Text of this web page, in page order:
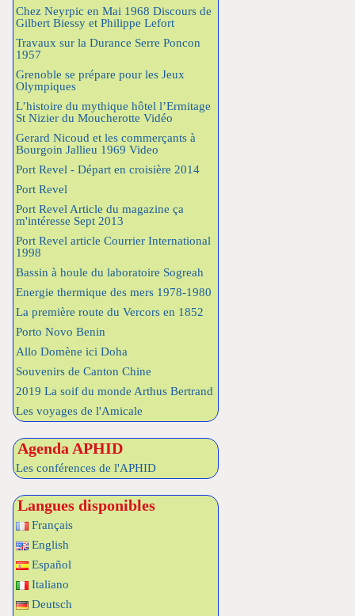
Chez Neyrpic en Mai 1968 Discours de
Gilbert Biessy et Philippe Lefort
Travaux sur la Durance Serre Poncon
1957
Grenoble se prépare pour les Jeux
Olympiques
L’histoire du mythique hôtel l’Ermitage
St Nizier du Moucherotte Vidéo
Gerard Nicoud et les commerçants à
Bourgoin Jallieu 1969 Video
Port Revel - Départ en croisière 2014
Port Revel
Port Revel Article du magazine ça
m'intéresse Sept 2013
Port Revel article Courrier International
1998
Bassin à houle du laboratoire Sogreah
Energie thermique des mers 1978-1980
La première route du Vercors en 1852
Porto Novo Benin
Allo Domène ici Doha
Souvenirs de Canton Chine
2019 La soif du monde Arthus Bertrand
Les voyages de l'Amicale
Agenda APHID
Les conférences de l'APHID
Langues disponibles
Français
English
Español
Italiano
Deutsch